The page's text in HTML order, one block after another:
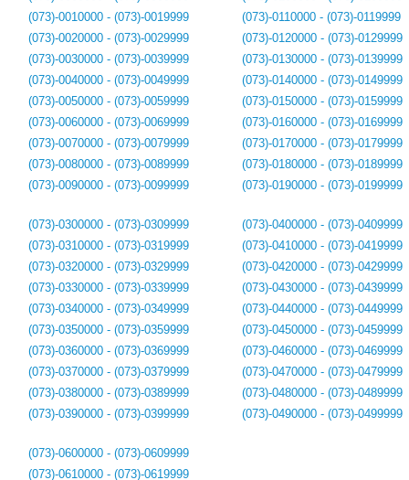
(073)-0010000 - (073)-0019999
(073)-0020000 - (073)-0029999
(073)-0030000 - (073)-0039999
(073)-0040000 - (073)-0049999
(073)-0050000 - (073)-0059999
(073)-0060000 - (073)-0069999
(073)-0070000 - (073)-0079999
(073)-0080000 - (073)-0089999
(073)-0090000 - (073)-0099999
(073)-0110000 - (073)-0119999
(073)-0120000 - (073)-0129999
(073)-0130000 - (073)-0139999
(073)-0140000 - (073)-0149999
(073)-0150000 - (073)-0159999
(073)-0160000 - (073)-0169999
(073)-0170000 - (073)-0179999
(073)-0180000 - (073)-0189999
(073)-0190000 - (073)-0199999
(073)-0300000 - (073)-0309999
(073)-0310000 - (073)-0319999
(073)-0320000 - (073)-0329999
(073)-0330000 - (073)-0339999
(073)-0340000 - (073)-0349999
(073)-0350000 - (073)-0359999
(073)-0360000 - (073)-0369999
(073)-0370000 - (073)-0379999
(073)-0380000 - (073)-0389999
(073)-0390000 - (073)-0399999
(073)-0400000 - (073)-0409999
(073)-0410000 - (073)-0419999
(073)-0420000 - (073)-0429999
(073)-0430000 - (073)-0439999
(073)-0440000 - (073)-0449999
(073)-0450000 - (073)-0459999
(073)-0460000 - (073)-0469999
(073)-0470000 - (073)-0479999
(073)-0480000 - (073)-0489999
(073)-0490000 - (073)-0499999
(073)-0600000 - (073)-0609999
(073)-0610000 - (073)-0619999